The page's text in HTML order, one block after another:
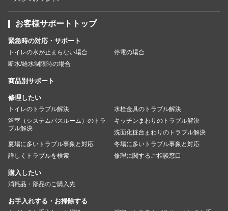
お客様サポートトップ
緊急時の対応・サポート
トイレの水が止まらない場合
停電の場合
断水/給水制限時の場合
商品別サポート
修理したい
トイレのトラブル解決
水栓金具のトラブル解決
浴室（システムバスルーム）のトラ
ブル解決
キッチンまわりのトラブル解決
洗面化粧台まわりのトラブル解決
夏場に多いトラブル事象と対応
冬場に多いトラブル事象と対応
詳しくトラブルを検索
修理に関するご相談窓口
購入したい
消耗品・部品のご購入先
お手入れする・お掃除する